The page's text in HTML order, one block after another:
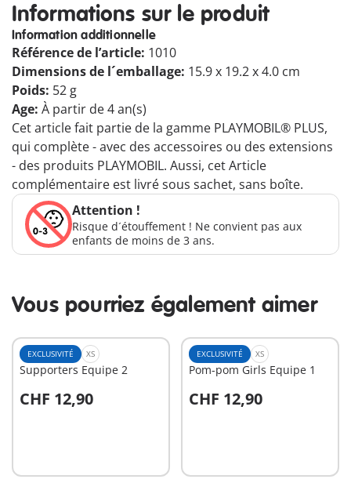
Informations sur le produit
Information additionnelle
Référence de l’article: 1010
Dimensions de l´emballage: 15.9 x 19.2 x 4.0 cm
Poids: 52 g
Age: À partir de 4 an(s)
Cet article fait partie de la gamme PLAYMOBIL® PLUS,
qui complète - avec des accessoires ou des extensions
- des produits PLAYMOBIL. Aussi, cet Article
complémentaire est livré sous sachet, sans boîte.
Attention !
Risque d´étouffement ! Ne convient pas aux
enfants de moins de 3 ans.
Vous pourriez également aimer
EXCLUSIVITÉ XS
Supporters Equipe 2
CHF 12,90
Au panier
EXCLUSIVITÉ XS
Pom-pom Girls Equipe 1
CHF 12,90
Au panier